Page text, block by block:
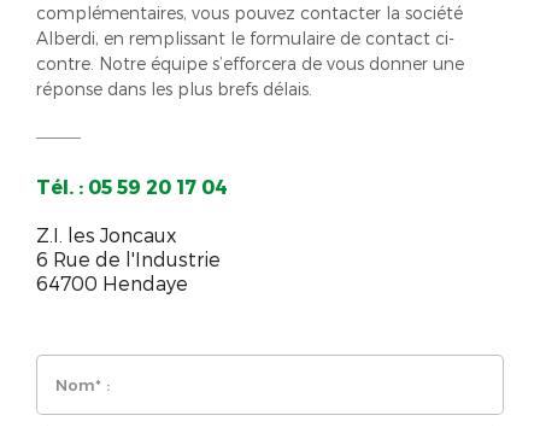
complémentaires, vous pouvez contacter la société
Alberdi, en remplissant le formulaire de contact ci-
contre. Notre équipe s’efforcera de vous donner une
réponse dans les plus brefs délais.
Tél. : 05 59 20 17 04
Z.I. les Joncaux
6 Rue de l'Industrie
64700 Hendaye